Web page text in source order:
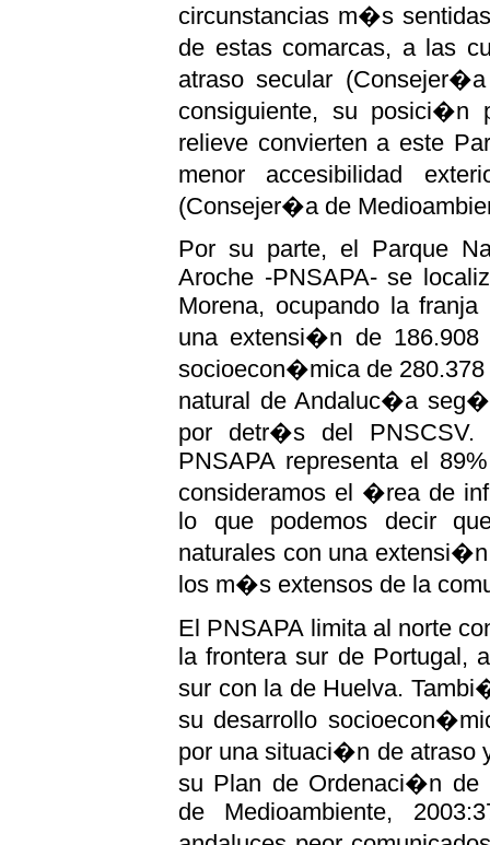
circunstancias m�s
de estas comarcas, a las
atraso secular
consiguiente, su
relieve convierten a este
menor accesibilidad
(Consejer�a de
Por su parte, el Parque
Aroche -PNSAPA- se
Morena, ocupando la
una extensi�n de
socioecon�mica de
natural de Andaluc�a
por detr�s del
PNSAPA representa el
consideramos el �rea de
lo que podemos decir
naturales con una
los m�s extensos de la
El PNSAPA limita al norte
la frontera sur de Portugal,
sur con la de Huelva.
su desarrollo
por una situaci�n de atraso
su Plan de Ordenaci�n de
de Medioambiente,